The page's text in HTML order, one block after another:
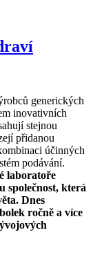
generických
inovativních
stejnou
přidanou
účinných
podávání.
laboratoře
společnost, která
Dnes
ročně a více